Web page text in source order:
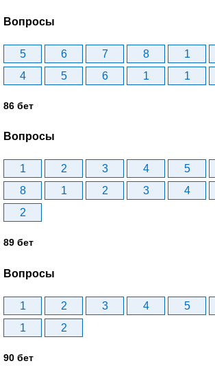
Вопросы
5 6 7 8 1
4
5 6 1 1
86 бет
Вопросы
1 2 3 4 5
8
1 2 3 4
2
89 бет
Вопросы
1 2 3 4 5
1
2
90 бет